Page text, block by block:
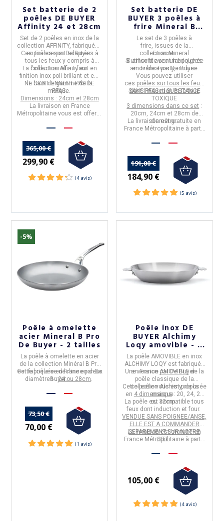
(15 avis)
Set batterie de 2
poêles DE BUYER
Affinity 24 et 28cm
Set de 2 poêles en inox de la
collection AFFINITY, fabriquées
enFranceparDe Buyer.
Ces poêles sontadaptées à
tous les feux y compris à
l'induction et au four.
La collectionAffinityest en
finition inox poli brillant et est
le haut de gammede la
marque.
NE CONTIENNENT PAS DE
PFAS.
Dimensions : 24cm et 28cm
La livraison en France
Métropolitaine vous est offerte
365,00 €
299,90 €
Set batterie DE
BUYER 3 poêles à
frire Mineral B
amovible 20, 24 et
28cm + poignée
Le set de 3 poêles à
frire, issues de la
collectionMineral
B amoviblesont fabriquées
enFranceparDe Buyer.
Enacier.
S'utilisent avec une poignée
amovibleTwisty, incluse.
Vous pouvez utiliser
ces poêles sur tous les feux,
dont l'induction et le four.
SANS PFAS ni SUBSTANCE
TOXIQUE
3 dimensions dans ce set :
20cm, 24cm et 28cm de
diamètre.
La livraison est gratuite en
France Métropolitaine à partir
191,00 €
184,90 €
-5%
Poêle à omelette
acier Mineral B Pro
De Buyer - 2 tailles
La poêle à omeletteen acier
de la collection Minéral B Pro
estfabriquée en FranceparDe
Buyer.
Cette poêle se décline en deux
diamètres :24 ou 28cm.
73,50 €
70,00 €
Poêle inox DE
BUYER Alchimy
Loqy amovible - 4
tailles
La poêle AMOVIBLE en inox
ALCHIMY LOQYest fabriquée
enFranceparDe Buyer.
Une versionAMOVIBLE de la
poêle classique de la
collection Alchimy, de la
marque.
Cette poêle vous est proposée
en 4 dimensions: 20, 24, 28
ou 32cm.
La poêle est compatible tous
feux dont induction et four.
VENDUE SANS POIGNEE/ANSE,
ELLE EST A COMMANDER
SEPAREMENT SUR NOTRE
SITE.
La livraison est gratuite en
France Métropolitaine à partir
105,00 €